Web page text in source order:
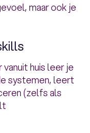
maar ook je
huis leer je
systemen, leert
(zelfs als